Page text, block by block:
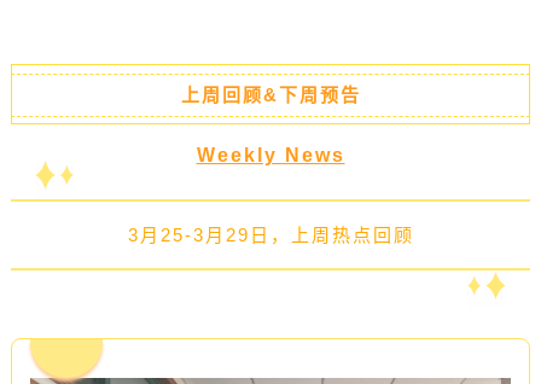
上周回顾&下周预告
Weekly News
3月25-3月29日，上周热点回顾